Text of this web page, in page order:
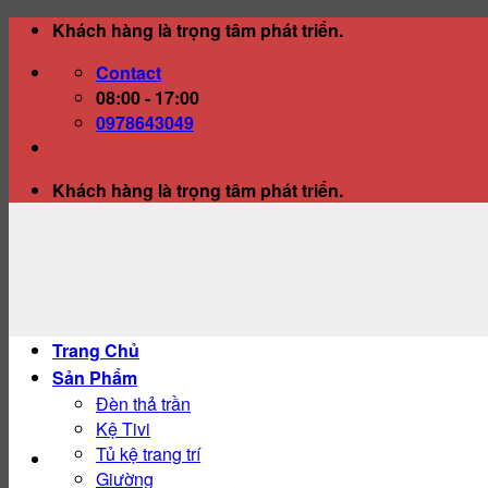
Skip
content
Khách hàng là trọng tâm phát triển.
Contact
08:00 - 17:00
0978643049
Khách hàng là trọng tâm phát triển.
Trang Chủ
Sản Phẩm
Đèn thả trần
Kệ Tivi
Tủ kệ trang trí
Giường